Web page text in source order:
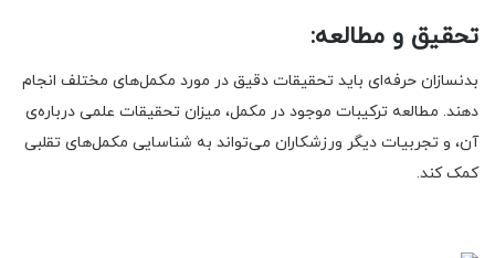
تحقیق و مطالعه:
بدنسازان حرفه‌ای باید تحقیقات دقیق در مورد مکمل‌های مختلف انجام
دهند. مطالعه ترکیبات موجود در مکمل، میزان تحقیقات علمی درباره‌ی
آن، و تجربیات دیگر ورزشکاران می‌تواند به شناسایی مکمل‌های تقلبی
کمک کند.